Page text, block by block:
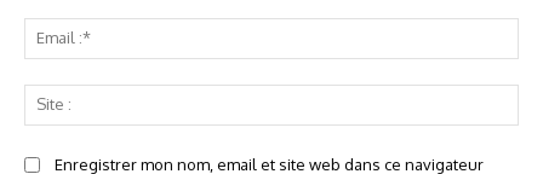
:*
:
Enregistrer mon nom, email et site web dans ce navigateur